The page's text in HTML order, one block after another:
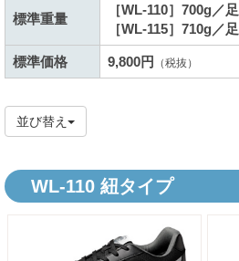
標準重量
［WL-110］700g／足
［WL-115］710g／足
標準価格 9,800円 （税抜）
並び替え
WL-110 紐タイプ